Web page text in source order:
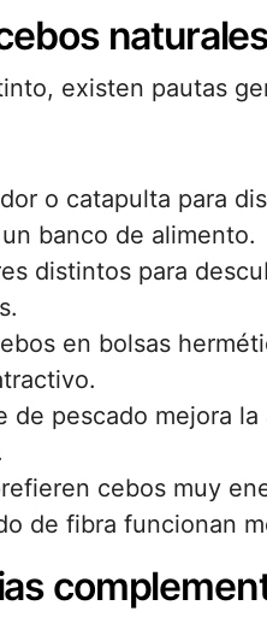
existen pautas
o catapulta para
banco de alimento.
distintos para
en bolsas
pescado mejora la
cebos muy
de fibra funcionan